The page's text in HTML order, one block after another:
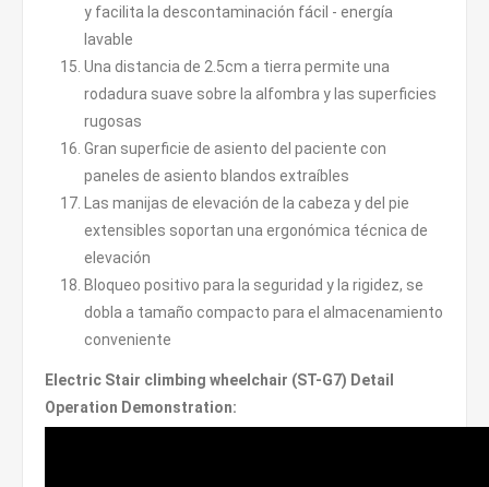
y facilita la descontaminación fácil - energía
lavable
Una distancia de 2.5cm a tierra permite una
rodadura suave sobre la alfombra y las superficies
rugosas
Gran superficie de asiento del paciente con
paneles de asiento blandos extraíbles
Las manijas de elevación de la cabeza y del pie
extensibles soportan una ergonómica técnica de
elevación
Bloqueo positivo para la seguridad y la rigidez, se
dobla a tamaño compacto para el almacenamiento
conveniente
Electric Stair climbing wheelchair (ST-G7) Detail
Operation Demonstration: